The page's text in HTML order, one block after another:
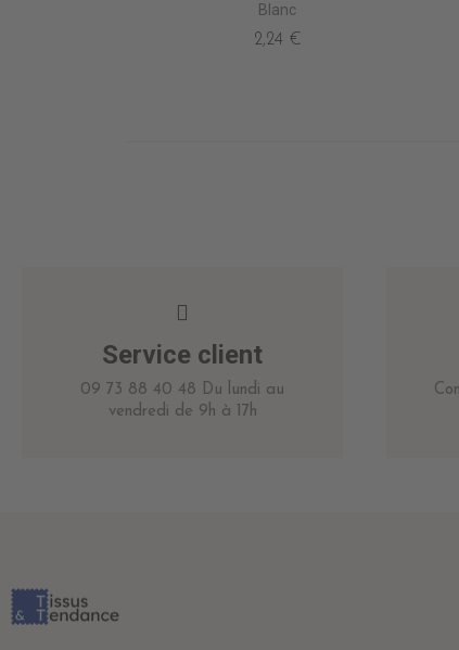
Blanc
2,24 €
Service client
09 73 88 40 48 Du lundi au
vendredi de 9h à 17h